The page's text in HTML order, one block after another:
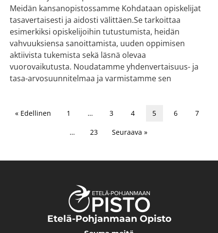
Meidän kansanopistossamme Kohdataan opiskelijat
tasavertaisesti ja aidosti välittäen.Se tarkoittaa
esimerkiksi opiskelijoihin tutustumista, heidän
vahvuuksiensa sanoittamista, uuden oppimisen
aktiivista tukemista sekä läsnä olevaa
vuorovaikutusta. Noudatamme yhdenvertaisuus- ja
tasa-arvosuunnitelmaa ja varmistamme sen
« Edellinen 1 … 3 4 5 6 7
… 23 Seuraava »
Etelä-Pohjanmaan Opisto